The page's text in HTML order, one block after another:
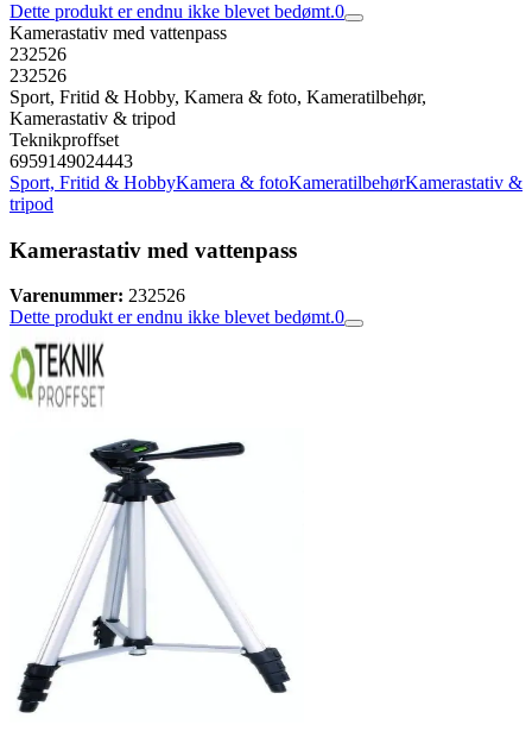
Dette produkt er endnu ikke blevet bedømt.0
Kamerastativ med vattenpass
232526
232526
Sport, Fritid & Hobby, Kamera & foto, Kameratilbehør,
Kamerastativ & tripod
Teknikproffset
6959149024443
Sport, Fritid & HobbyKamera & fotoKameratilbehørKamerastativ &
tripod
Kamerastativ med vattenpass
Varenummer: 232526
Dette produkt er endnu ikke blevet bedømt.0